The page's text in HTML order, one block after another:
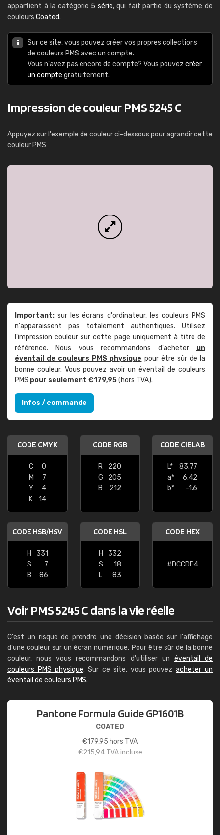
appartient à la catégorie 5 série, qui fait partie du système de
couleurs Coated.
Sur ce site, vous pouvez créer vos propres collections
de couleurs PMS avec un compte.
Vous n'avez pas encore de compte? Vous pouvez créer
un compte gratuitement.
Impression de couleur PMS 5245 C
Appuyez sur l'exemple de couleur ci-dessous pour agrandir cette
couleur PMS:
Important: sur les écrans d'ordinateur, les couleurs PMS
n'apparaissent pas totalement authentiques. Utilisez
l'impression couleur sur cette page uniquement à titre de
référence. Nous vous recommandons d'acheter un
éventail de couleurs PMS physique pour être sûr de la
bonne couleur. Vous pouvez avoir un éventail de couleurs
PMS pour seulement €179,95(hors TVA).
Infos / commande
CODE CMYK
C
0
M
7
Y
4
K
14
CODE RGB
R
220
G
205
B
212
CODE CIELAB
L*
83.77
a*
6.42
b*
-1.6
CODE HSB/HSV
H
331
S
7
B
86
CODE HSL
H
332
S
18
L
83
CODE HEX
#DCCDD4
Voir PMS 5245 C dans la vie réelle
C'est un risque de prendre une décision basée sur l'affichage
d'une couleur sur un écran numérique. Pour être sûr de la bonne
couleur, nous vous recommandons d'utiliser un éventail de
couleurs PMS physique. Sur ce site, vous pouvezacheter un
éventail de couleurs PMS.
Pantone Formula Guide GP1601B
COATED
€179,95 hors TVA
€215,94TVA incluse